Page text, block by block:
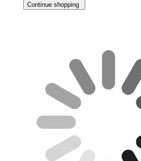
Continue shopping